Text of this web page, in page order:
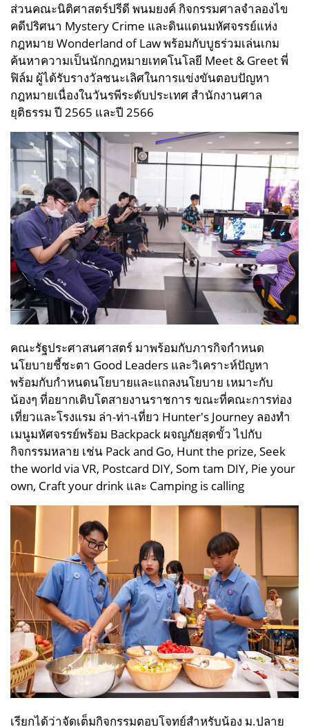
ส่วนคณะนิติศาสตร์ปรีดี พนมยงค์ กิจกรรมศาลจำลองไข
คดีปริศนา Mystery Crime และดินแดนมหัศจรรย์แห่ง
กฎหมาย Wonderland of Law พร้อมกับบูธร่วมเล่นเกม
ค้นหาความเป็นนักกฎหมายเทคโนโลยี Meet & Greet พี่
ฟิล์ม ผู้ได้รับรางวัลชนะเลิศในการแข่งขันตอบปัญหา
กฎหมายเนื่องในวันรพีระดับประเทศ สำนักงานศาล
ยุติธรรม ปี 2565 และปี 2566
คณะรัฐประศาสนศาสตร์ มาพร้อมกับภารกิจกำหนด
นโยบายชี้ชะตา Good Leaders และวิเคราะห์ปัญหา
พร้อมกับกำหนดนโยบายและแถลงนโยบาย เหมาะกับ
น้องๆ ที่อยากเติบโตสายงานราชการ ขณะที่คณะการท่อง
เที่ยวและโรงแรม ล่า-ท่า-เที่ยว Hunter's Journey ลองทำ
เมนูมหัศจรรย์พร้อม Backpack ผจญภัยสุดขั้ว ไปกับ
กิจกรรมหลาย เช่น Pack and Go, Hunt the prize, Seek
the world via VR, Postcard DIY, Som tam DIY, Pie your
own, Craft your drink และ Camping is calling
เรียกได้ว่าจัดเต็มกิจกรรมตอบโจทย์สำหรับน้อง ม.ปลาย